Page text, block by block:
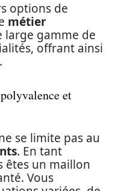
options de
métier
large gamme de
offrant ainsi
et
se limite pas au
. En tant
êtes un maillon
Vous